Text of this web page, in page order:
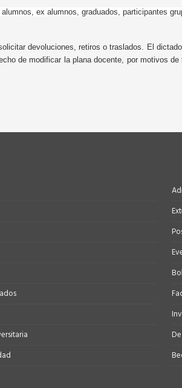
ex alumnos, graduados, participantes
devoluciones, retiros o traslados. El
de modificar la plana docente, por motivos